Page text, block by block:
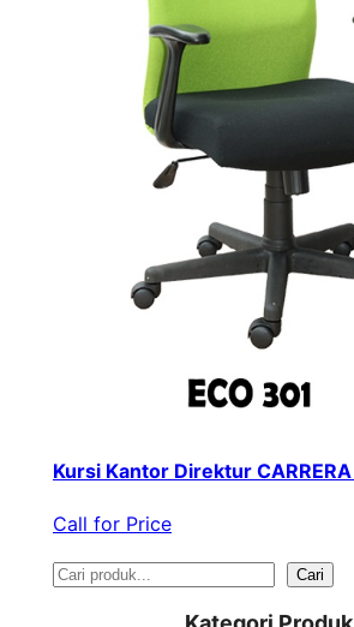
Kursi Kantor Direktur CARRERA
Call for Price
S
Cari